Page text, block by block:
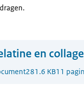
en
281.6 KB11